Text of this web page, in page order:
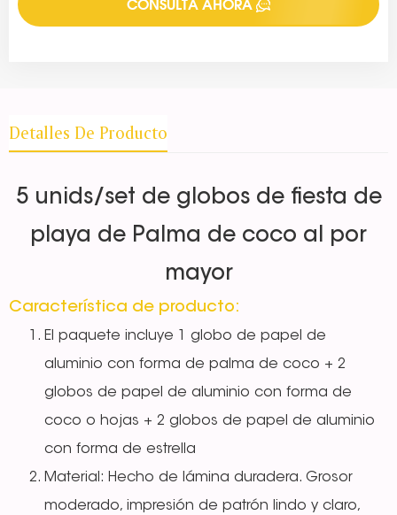
CONSULTA AHORA
Detalles De Producto
5 unids/set de globos de fiesta de
playa de Palma de coco al por
mayor
Característica de producto:
El paquete incluye 1 globo de papel de
aluminio con forma de palma de coco + 2
globos de papel de aluminio con forma de
coco o hojas + 2 globos de papel de aluminio
con forma de estrella
Material: Hecho de lámina duradera. Grosor
moderado, impresión de patrón lindo y claro,